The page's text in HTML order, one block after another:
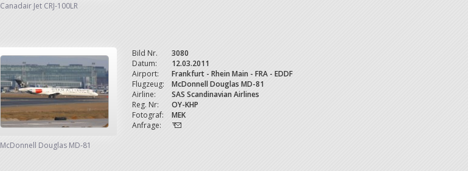
Canadair Jet CRJ-100LR
McDonnell Douglas MD-81
Bild Nr.
3080
Datum:
12.03.2011
Airport:
Frankfurt - Rhein Main - FRA - EDDF
Flugzeug:
McDonnell Douglas MD-81
Airline:
SAS Scandinavian Airlines
Reg. Nr:
OY-KHP
Fotograf:
MEK
Anfrage: